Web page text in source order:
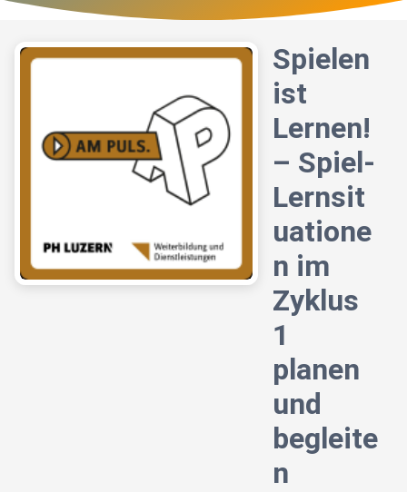
Spielen
ist
Lernen!
– Spiel-
Lernsit
uatione
n im
Zyklus
1
planen
und
begleite
n